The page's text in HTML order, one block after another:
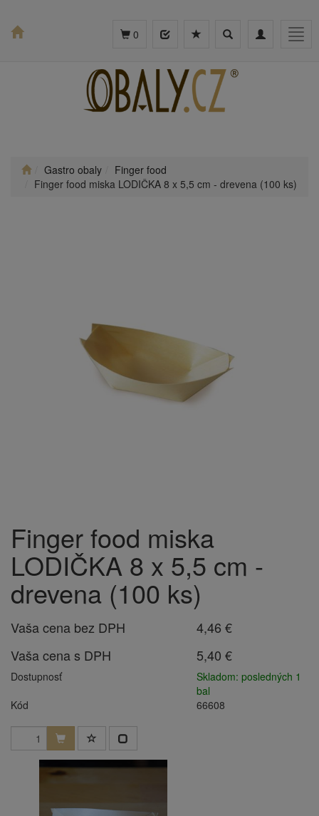
Toggle
Toggle
0
Gastro obaly
Finger food
Finger food miska LODIČKA 8 x 5,5 cm - drevena (100 ks)
Finger food miska
LODIČKA 8 x 5,5 cm -
drevena (100 ks)
Vaša cena bez DPH
4,46 €
Vaša cena s DPH
5,40 €
Dostupnosť
Skladom: posledných 1
bal
Kód
66608